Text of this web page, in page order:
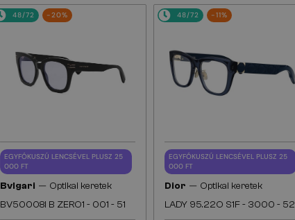
48/72 -20%
EGYFÓKUSZÚ LENCSÉVEL PLUSZ 25
000 FT
Bvlgari — Optikai keretek
BV50008I B ZERO1 - 001 - 51
48/72 -11%
EGYFÓKUSZÚ LENCSÉVEL PLUSZ 25
000 FT
Dior — Optikai keretek
LADY 95.22O S1F - 3000 - 52